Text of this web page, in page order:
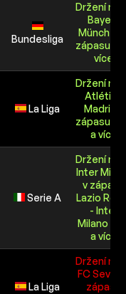
Bundesliga
Držení
Bayern
München
zápasu 60
více
La Liga
Držení
Atlético
Madrid v
zápasu
a více
Serie A
Držení
Inter
v zápasu
Lazio
- Inter
Milano
a více
La Liga
Držení
FC Sevilla
zápasu